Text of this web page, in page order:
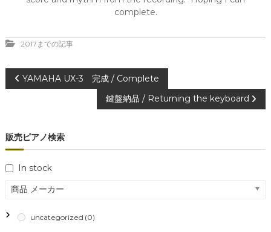
complete.
2017までの記事
投
ナ
ビ
ゲ
ー
YAMAHA UX-3 完成 / Complete
鍵盤納品 / Returning the keyboard
販売ピアノ検索
In stock
商品 メーカー
uncategorized (0)